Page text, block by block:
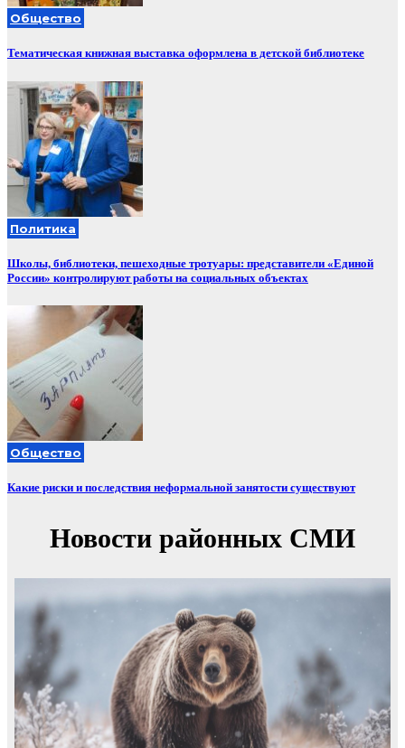
Общество
Тематическая книжная выставка оформлена в детской библиотеке
Политика
Школы, библиотеки, пешеходные тротуары: представители «Единой
России» контролируют работы на социальных объектах
Общество
Какие риски и последствия неформальной занятости существуют